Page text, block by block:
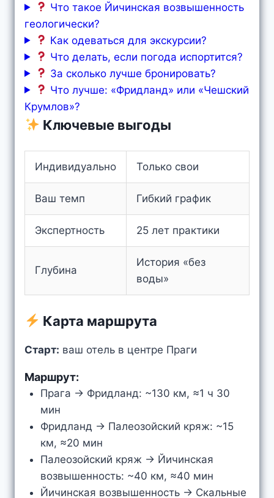
Что такое Йичинская возвышенность
геологически?
Как одеваться для экскурсии?
Что делать, если погода испортится?
За сколько лучше бронировать?
Что лучше: «Фридланд» или «Чешский
Крумлов»?
Ключевые выгоды
Индивидуально Только свои
Ваш темп Гибкий график
Экспертность 25 лет практики
Глубина
История «без
воды»
Карта маршрута
Старт: ваш отель в центре Праги
Маршрут:
Прага → Фридланд: ~130 км, ≈1 ч 30
мин
Фридланд → Палеозойский кряж: ~15
км, ≈20 мин
Палеозойский кряж → Йичинская
возвышенность: ~40 км, ≈40 мин
Йичинская возвышенность → Скальные